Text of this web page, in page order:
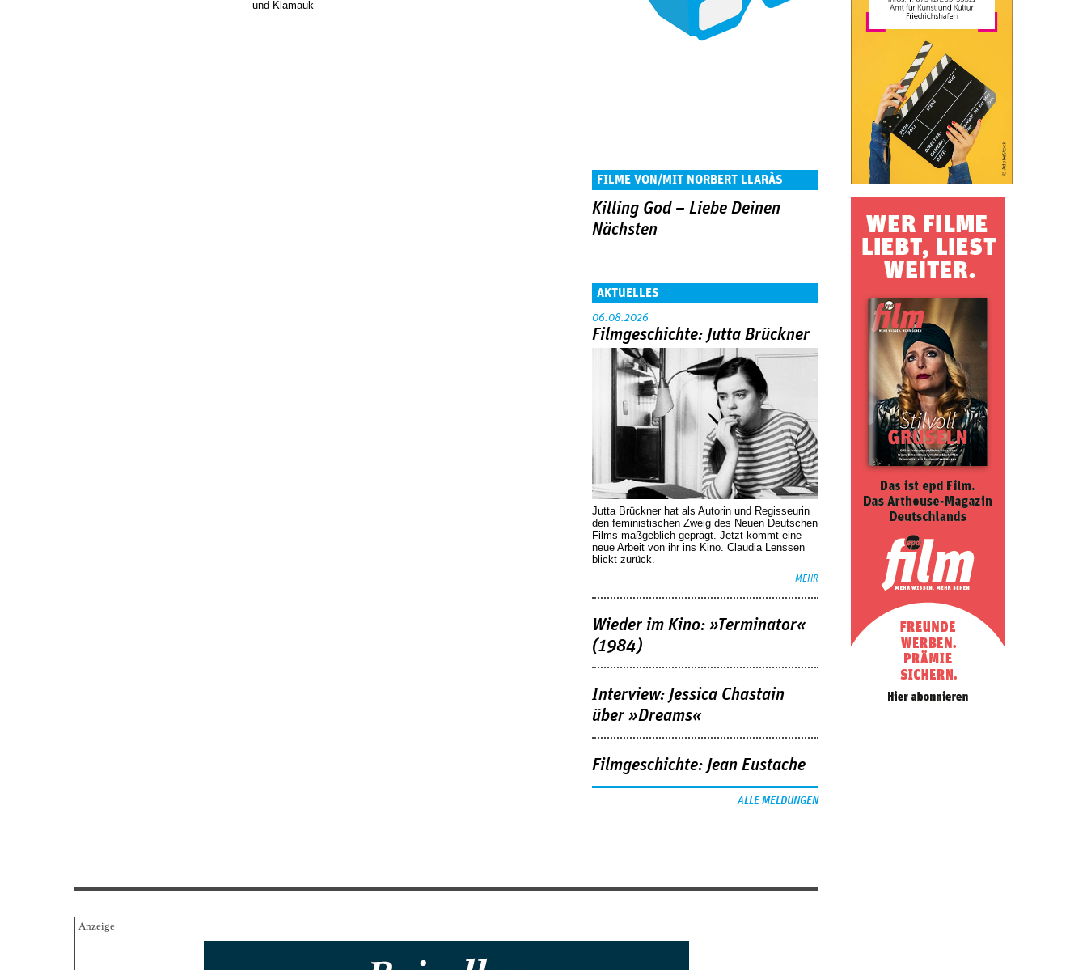
und Klamauk
FILME VON/MIT NORBERT LLARÀS
CARLES
Killing God – Liebe Deinen
Nächsten
AKTUELLES
06.08.2026
Filmgeschichte: Jutta Brückner
Jutta Brückner hat als Autorin und Regisseurin
den feministischen Zweig des Neuen Deutschen
Films maßgeblich geprägt. Jetzt kommt eine
neue Arbeit von ihr ins Kino. Claudia Lenssen
blickt zurück.
MEHR
Wieder im Kino: »Terminator«
(1984)
Interview: Jessica Chastain
über »Dreams«
Filmgeschichte: Jean Eustache
ALLE MELDUNGEN